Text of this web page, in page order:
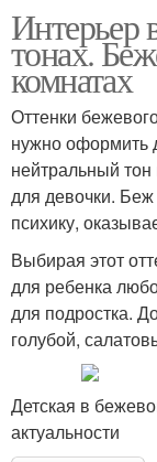
Интерьер
тонах.
комнатах
Оттенки
нужно оформить
нейтральный
для девочки.
психику,
Выбирая этот
для ребенка
для подростка.
голубой,
Детская в
актуальности